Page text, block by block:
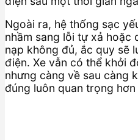
Ngoài ra, hệ thống sạc
nhầm sang lỗi tự xả hoặc
nạp không đủ, ắc quy sẽ
điện. Xe vẫn có thể khởi
nhưng càng về sau càng
đúng luôn quan trọng